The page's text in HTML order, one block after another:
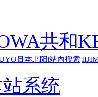
共和
日本北阳 站内搜索
系统